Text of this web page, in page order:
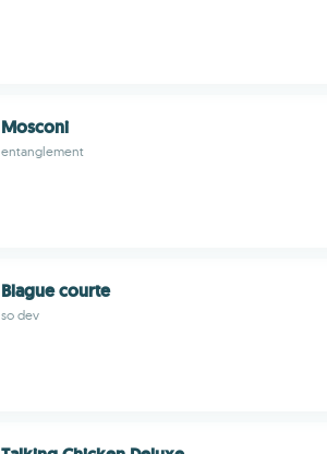
Mosconi
entanglement
Blague courte
so dev